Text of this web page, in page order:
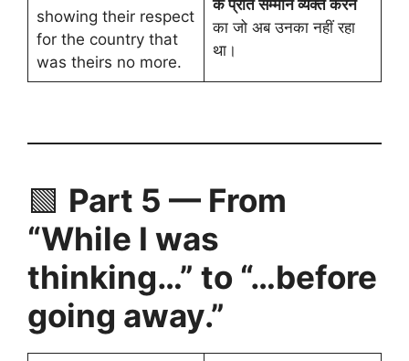
showing their respect
for the country that
was theirs no more.
के प्रति सम्मान व्यक्त करने
का जो अब उनका नहीं रहा
था।
🟩 Part 5 — From
“While I was
thinking…” to “…before
going away.”